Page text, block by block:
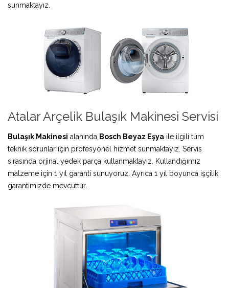
sunmaktayız.
Atalar Arçelik Bulaşık Makinesi Servisi
Bulaşık Makinesi alanında Bosch Beyaz Eşya ile ilgili tüm
teknik sorunlar için profesyonel hizmet sunmaktayız. Servis
sırasında orjinal yedek parça kullanmaktayız. Kullandığımız
malzeme için 1 yıl garanti sunuyoruz. Ayrıca 1 yıl boyunca işçilik
garantimizde mevcuttur.